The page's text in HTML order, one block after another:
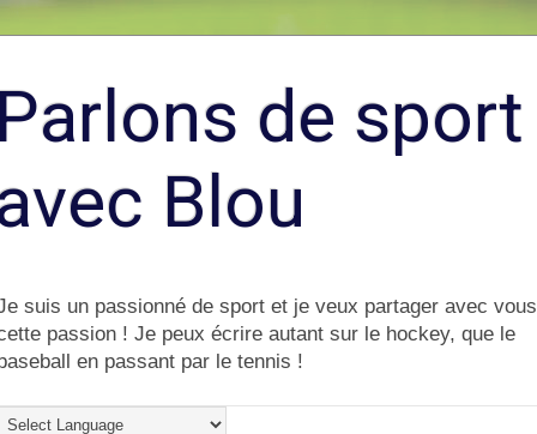
de sport
Blou
suis un passionné de sport et je veux partager avec vous
passion ! Je peux écrire autant sur le hockey, que le
en passant par le tennis !